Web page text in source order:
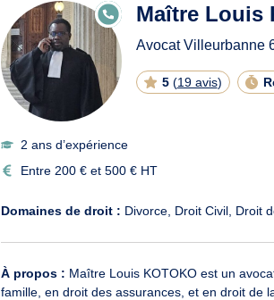
Maître Louis
Avocat Villeurbanne
5 (19 avis)
E
N
LI
2 ans d’expérience
Entre 200 € et 500 € HT
Domaines de droit : Divorce Droit Civil Droit
À propos : Maître Louis KOTOKO est un
famille, en droit des assurances, et en droit de